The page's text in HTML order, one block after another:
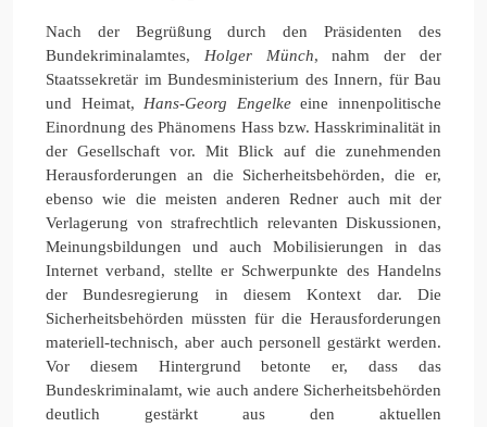
Nach der Begrüßung durch den Präsidenten des
Bundekriminalamtes, Holger Münch, nahm der der
Staatssekretär im Bundesministerium des Innern, für Bau
und Heimat, Hans-Georg Engelkeeine innenpolitische
Einordnung des Phänomens Hass bzw. Hasskriminalität in
der Gesellschaft vor. Mit Blick auf die zunehmenden
Herausforderungen an die Sicherheitsbehörden, die er,
ebenso wie die meisten anderen Redner auch mit der
Verlagerung von strafrechtlich relevanten Diskussionen,
Meinungsbildungen und auch Mobilisierungen in das
Internet verband, stellte er Schwerpunkte des Handelns
der Bundesregierung in diesem Kontext dar. Die
Sicherheitsbehörden müssten für die Herausforderungen
materiell-technisch, aber auch personell gestärkt werden.
Vor diesem Hintergrund betonte er, dass das
Bundeskriminalamt, wie auch andere Sicherheitsbehörden
deutlich gestärkt aus den aktuellen